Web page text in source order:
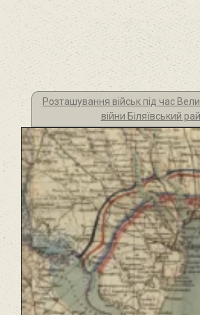
Розташування військ під час
війни Біляївський